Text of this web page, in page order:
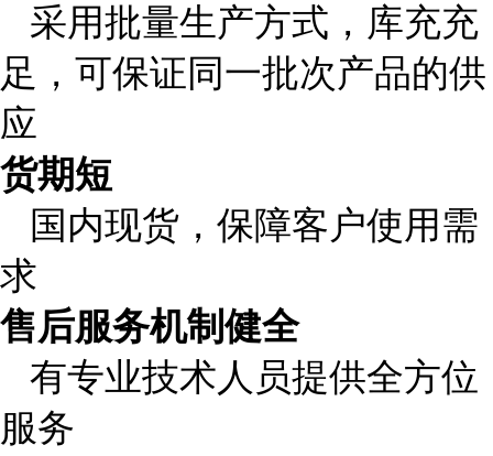
采用批量生产方式，库充充
足，可保证同一批次产品的供
应
货期短
国内现货，保障客户使用需
求
售后服务机制健全
有专业技术人员提供全方位
服务